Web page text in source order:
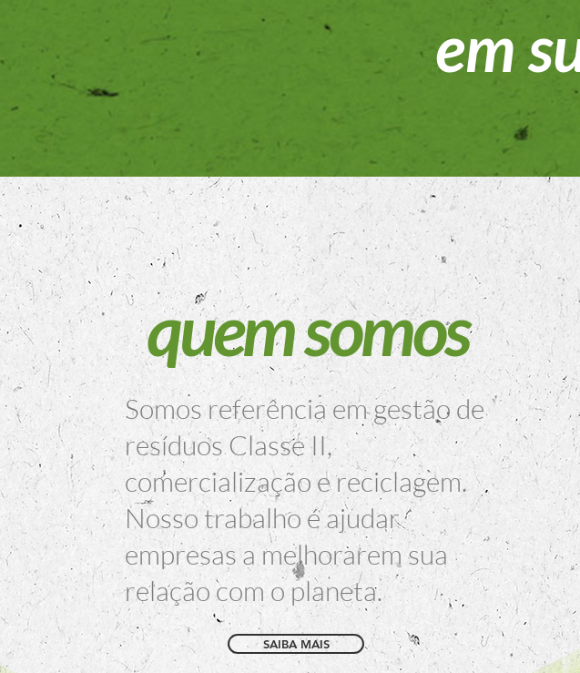
em
quem somos
Somos referência em gestão de
resíduos Classe II,
comercialização e reciclagem.
Nosso trabalho é ajudar
empresas a melhorarem sua
relação com o planeta.
SAIBA MAIS